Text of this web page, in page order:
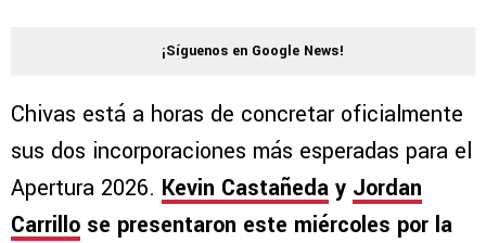
¡Síguenos en Google News!
Chivas está a horas de concretar oficialmente
sus dos incorporaciones más esperadas para el
Apertura 2026. Kevin Castañeda y Jordan
Carrillo se presentaron este miércoles por la